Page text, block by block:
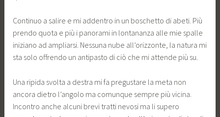
Continuo a salire e mi addentro in un boschetto di abeti. Più
prendo quota e più i panorami in lontananza alle mie spalle
iniziano ad ampliarsi. Nessuna nube all’orizzonte, la natura mi
sta solo offrendo un antipasto di ciò che mi attende più su.
Una ripida svolta a destra mi fa pregustare la meta non
ancora dietro l’angolo ma comunque sempre più vicina.
Incontro anche alcuni brevi tratti nevosi ma li supero